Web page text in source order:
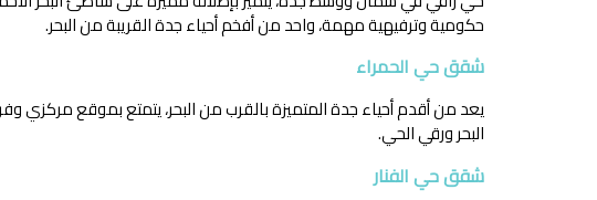
حكومية وترفيهية مهمة، واحد من أفخم أحياء جدة القريبة من البحر.
شقق حي الحمراء
يعد من أقدم أحياء جدة المتميزة بالقرب من البحر، يتمتع بموقع مركزي
البحر ورقي الحي.
شقق حي الفنار